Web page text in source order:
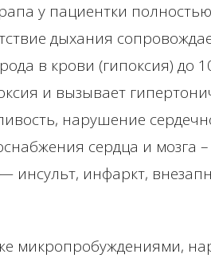
у пациентки
дыхания
в крови (гипоксия) до
и вызывает
нарушение
сердца и мозга –
инфаркт,
микропробуждениями,